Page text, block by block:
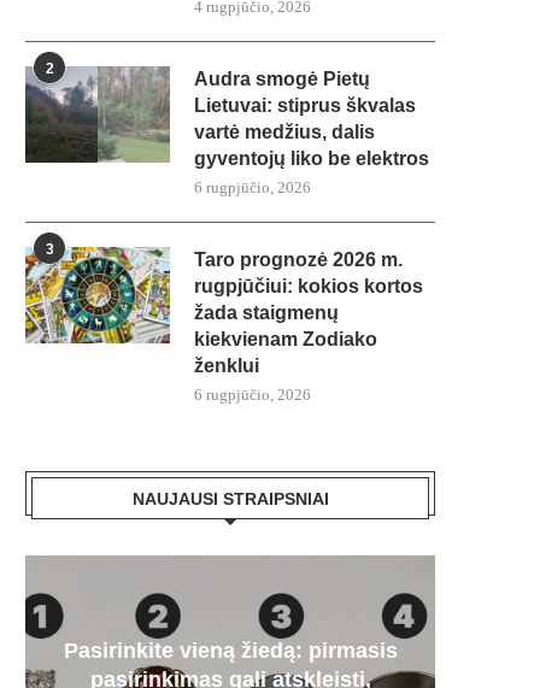
4 rugpjūčio, 2026
2
Audra smogė Pietų
Lietuvai: stiprus škvalas
vartė medžius, dalis
gyventojų liko be elektros
6 rugpjūčio, 2026
3
Taro prognozė 2026 m.
rugpjūčiui: kokios kortos
žada staigmenų
kiekvienam Zodiako
ženklui
6 rugpjūčio, 2026
NAUJAUSI STRAIPSNIAI
Pasirinkite vieną žiedą: pirmasis
pasirinkimas gali atskleisti,